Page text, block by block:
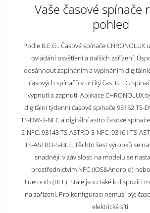
Vaše časové spínače
pohled
Podle B.E.G.. Časové spínače
ovládání osvětlení a dalších zařízení.
dosáhnout zapínáním a vypínáním
časových spínačů v určitý čas.
vypnutí a zapnutí. Aplikace CHRONOLUX
digitální týdenní časové spínače 93152 TS-
TS-DW-3-NFC a digitální astro časové
2-NFC, 93143 TS-ASTRO-3-NFC, 93161 TS-
TS-ASTRO-5-BLE. Těchto šest výrobků se
snadněji: v závislosti na modelu se
prostřednictvím NFC (IOS&Android)
Bluetooth (BLE). Stále jsou také k dispozici
na zařízení. Pro konfiguraci nemusí být
elektrické síti.